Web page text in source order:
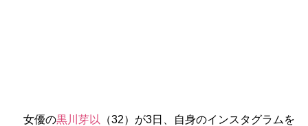
女優の黒川芽以
（32）が3日、自身のインスタグラムを